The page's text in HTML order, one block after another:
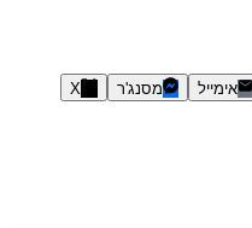
אימייל מסנג'ר X